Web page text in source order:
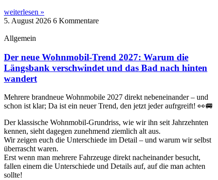
weiterlesen »
5. August 2026 6 Kommentare
Allgemein
Der neue Wohnmobil-Trend 2027: Warum die
Längsbank verschwindet und das Bad nach hinten
wandert
Mehrere brandneue Wohnmobile 2027 direkt nebeneinander – und
schon ist klar; Da ist ein neuer Trend, den jetzt jeder aufrgreift! 👀🚐
Der klassische Wohnmobil-Grundriss, wie wir ihn seit Jahrzehnten
kennen, sieht dagegen zunehmend ziemlich alt aus.
Wir zeigen euch die Unterschiede im Detail – und warum wir selbst
überrascht waren.
Erst wenn man mehrere Fahrzeuge direkt nacheinander besucht,
fallen einem die Unterschiede und Details auf, auf die man achten
sollte!